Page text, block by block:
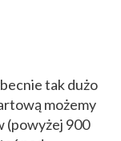
tak dużo
możemy
(powyżej 900